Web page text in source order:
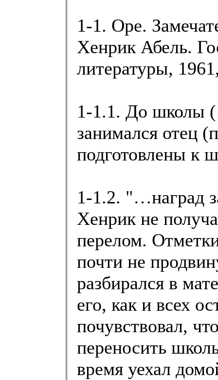
1-1. Оре.
Хенрик Абель.
литературы,
1-1.1. До школы
занимался отец
подготовлены к
1-1.2. "…наград
Хенрик не
перелом.
почти не
разбирался в
его, как и всех
почувствовал,
переносить
время уехал